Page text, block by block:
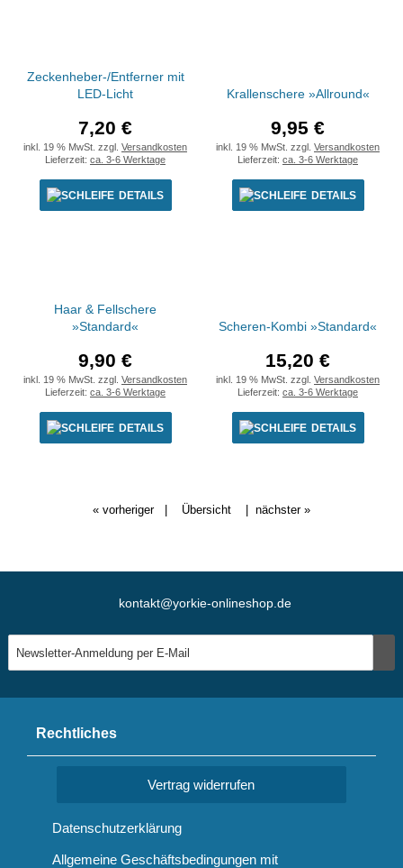
Zeckenheber-/Entferner mit
LED-Licht
7,20 €
inkl. 19 % MwSt. zzgl. Versandkosten
Lieferzeit: ca. 3-6 Werktage
DETAILS
Krallenschere »Allround«
9,95 €
inkl. 19 % MwSt. zzgl. Versandkosten
Lieferzeit: ca. 3-6 Werktage
DETAILS
Haar & Fellschere
»Standard«
9,90 €
inkl. 19 % MwSt. zzgl. Versandkosten
Lieferzeit: ca. 3-6 Werktage
DETAILS
Scheren-Kombi »Standard«
15,20 €
inkl. 19 % MwSt. zzgl. Versandkosten
Lieferzeit: ca. 3-6 Werktage
DETAILS
« vorheriger| Übersicht nächster »
kontakt@yorkie-onlineshop.de
Rechtliches
Vertrag widerrufen
Datenschutzerklärung
Allgemeine Geschäftsbedingungen mit